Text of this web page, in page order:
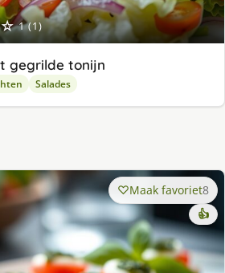
1 (1)
gegrilde tonijn
Salades
Maak favoriet8
👍